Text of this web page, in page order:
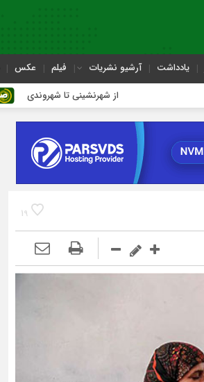
یادداشت آرشیو نشریات فیلم عکس
از شهرنشینی تا شهروندی
19